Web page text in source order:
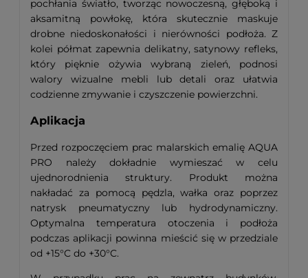
pochłania światło, tworząc nowoczesną, głęboką i
aksamitną powłokę, która skutecznie maskuje
drobne niedoskonałości i nierówności podłoża. Z
kolei półmat zapewnia delikatny, satynowy refleks,
który pięknie ożywia wybraną zieleń, podnosi
walory wizualne mebli lub detali oraz ułatwia
codzienne zmywanie i czyszczenie powierzchni.
Aplikacja
Przed rozpoczęciem prac malarskich emalię AQUA
PRO należy dokładnie wymieszać w celu
ujednorodnienia struktury. Produkt można
nakładać za pomocą pędzla, wałka oraz poprzez
natrysk pneumatyczny lub hydrodynamiczny.
Optymalna temperatura otoczenia i podłoża
podczas aplikacji powinna mieścić się w przedziale
od +15°C do +30°C.